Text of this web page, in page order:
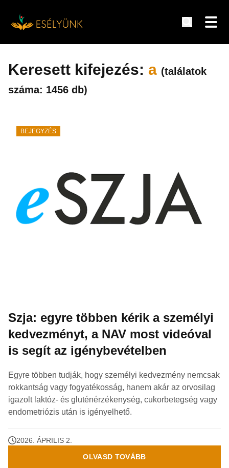
tartalomra
Keresett kifejezés: a (találatok
száma: 1456 db)
BEJEGYZÉS
Szja: egyre többen kérik a személyi
kedvezményt, a NAV most videóval
is segít az igénybevételben
Egyre többen tudják, hogy személyi kedvezmény nemcsak
rokkantság vagy fogyatékosság, hanem akár az orvosilag
igazolt laktóz- és gluténérzékenység, cukorbetegség vagy
endometriózis után is igényelhető.
2026. ÁPRILIS 2.
OLVASD TOVÁBB